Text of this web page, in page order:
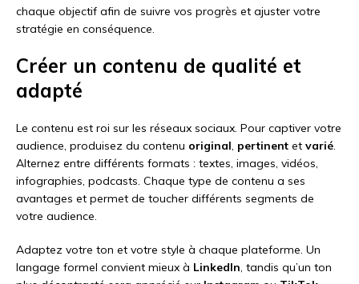
chaque objectif afin de suivre vos progrès et ajuster votre
stratégie en conséquence.
Créer un contenu de qualité et
adapté
Le contenu est roi sur les réseaux sociaux. Pour captiver votre
audience, produisez du contenu original, pertinent et varié.
Alternez entre différents formats : textes, images, vidéos,
infographies, podcasts. Chaque type de contenu a ses
avantages et permet de toucher différents segments de
votre audience.
Adaptez votre ton et votre style à chaque plateforme. Un
langage formel convient mieux à LinkedIn, tandis qu’un ton